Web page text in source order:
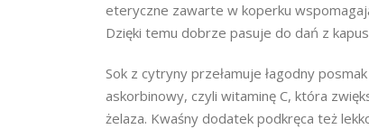
eteryczne zawarte w koperku
Dzięki temu dobrze pasuje do dań z
Sok z cytryny przełamuje łagodny
askorbinowy, czyli witaminę C, która
żelaza. Kwaśny dodatek podkręca też